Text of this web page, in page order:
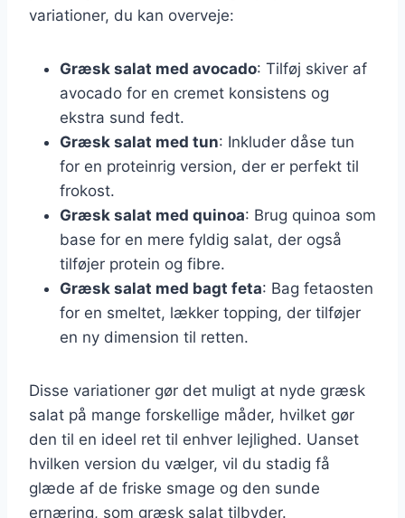
variationer, du kan overveje:
Græsk salat med avocado: Tilføj skiver af
avocado for en cremet konsistens og
ekstra sund fedt.
Græsk salat med tun: Inkluder dåse tun
for en proteinrig version, der er perfekt til
frokost.
Græsk salat med quinoa: Brug quinoa som
base for en mere fyldig salat, der også
tilføjer protein og fibre.
Græsk salat med bagt feta: Bag fetaosten
for en smeltet, lækker topping, der tilføjer
en ny dimension til retten.
Disse variationer gør det muligt at nyde græsk
salat på mange forskellige måder, hvilket gør
den til en ideel ret til enhver lejlighed. Uanset
hvilken version du vælger, vil du stadig få
glæde af de friske smage og den sunde
ernæring, som græsk salat tilbyder.